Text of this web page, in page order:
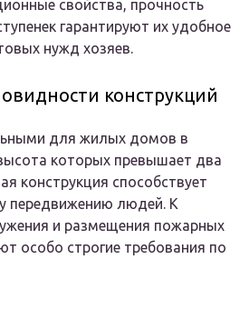
свойства, прочность
гарантируют их удобное
нужд хозяев.
конструкций
для жилых домов в
которых превышает два
конструкция способствует
передвижению людей. К
и размещения пожарных
особо строгие требования по